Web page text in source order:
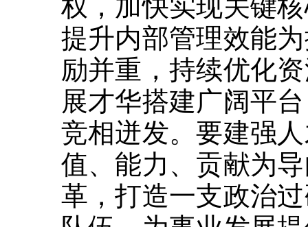
权，加快实现关键
提升内部管理效能
励并重，持续优化
展才华搭建广阔平
竞相迸发。要建强
值、能力、贡献为
革，打造一支政治